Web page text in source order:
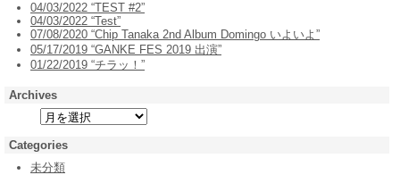
04/03/2022 “TEST #2”
04/03/2022 “Test”
07/08/2020 “Chip Tanaka 2nd Album Domingo いよいよ”
05/17/2019 “GANKE FES 2019 出演”
01/22/2019 “チラッ！”
Archives
Categories
未分類